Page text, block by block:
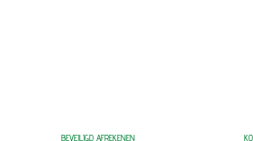
BEVEILIGD AFREKENEN